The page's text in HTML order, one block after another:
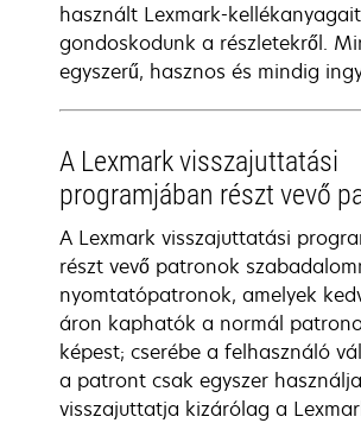
használt Lexmark-
gondoskodunk a részletekről.
egyszerű, hasznos és mindig
A Lexmark visszajuttatási
programjában részt vevő
A Lexmark visszajuttatási
részt vevő patronok
nyomtatópatronok, amelyek
áron kaphatók a normál
képest; cserébe a felhasználó
a patront csak egyszer
visszajuttatja kizárólag a